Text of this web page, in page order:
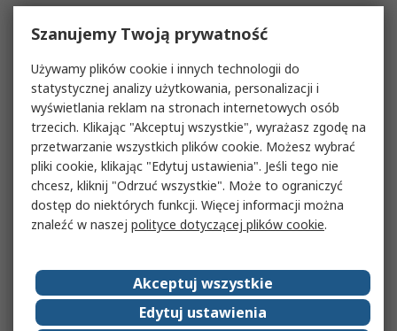
Szanujemy Twoją prywatność
Używamy plików cookie i innych technologii do
statystycznej analizy użytkowania, personalizacji i
wyświetlania reklam na stronach internetowych osób
trzecich. Klikając "Akceptuj wszystkie", wyrażasz zgodę na
przetwarzanie wszystkich plików cookie. Możesz wybrać
pliki cookie, klikając "Edytuj ustawienia". Jeśli tego nie
chcesz, kliknij "Odrzuć wszystkie". Może to ograniczyć
dostęp do niektórych funkcji. Więcej informacji można
znaleźć w naszej polityce dotyczącej plików cookie.
Akceptuj wszystkie
Edytuj ustawienia